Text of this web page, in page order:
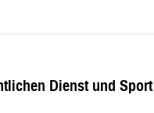
Dienst und Sport